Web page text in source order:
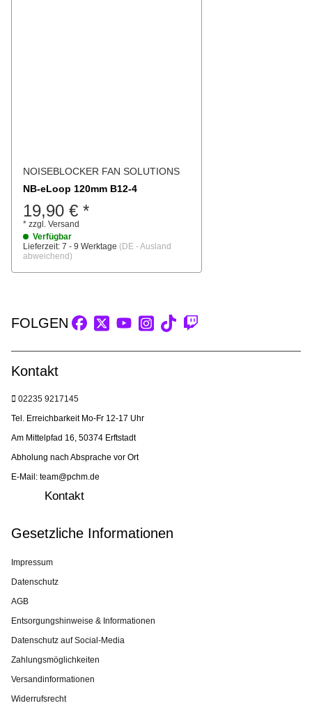
NOISEBLOCKER FAN SOLUTIONS
NB-eLoop 120mm B12-4
19,90 € *
* zzgl. Versand
Verfügbar
Lieferzeit: 7 - 9 Werktage (DE - Ausland
abweichend)
FOLGEN
Kontakt
02235 9217145
Tel. Erreichbarkeit Mo-Fr 12-17 Uhr
Am Mittelpfad 16, 50374 Erftstadt
Abholung nach Absprache vor Ort
E-Mail: team@pchm.de
Kontakt
Gesetzliche Informationen
Impressum
Datenschutz
AGB
Entsorgungshinweise & Informationen
Datenschutz auf Social-Media
Zahlungsmöglichkeiten
Versandinformationen
Widerrufsrecht